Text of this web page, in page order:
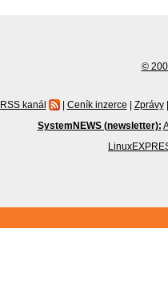
©
RSS kanál | Ceník inzerce | Zprávy |
SystemNEWS (newsletter):